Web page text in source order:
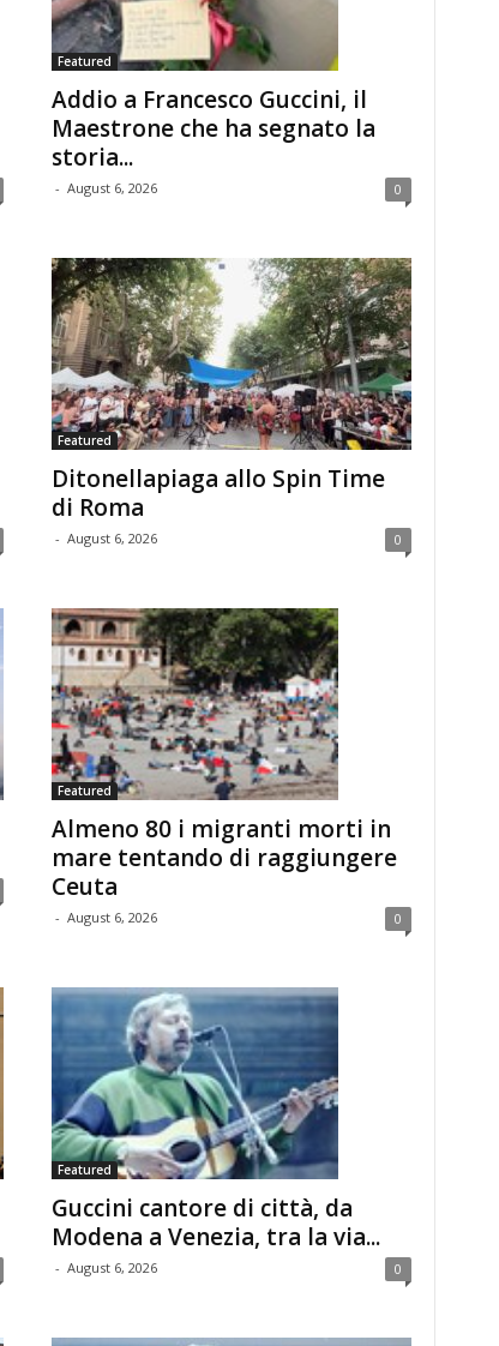
Featured
Addio a Francesco Guccini, il
Maestrone che ha segnato la
storia...
- August 6, 2026 0
Featured
Ditonellapiaga allo Spin Time
di Roma
- August 6, 2026 0
Featured
Almeno 80 i migranti morti in
mare tentando di raggiungere
Ceuta
- August 6, 2026 0
Featured
Guccini cantore di città, da
Modena a Venezia, tra la via...
- August 6, 2026 0